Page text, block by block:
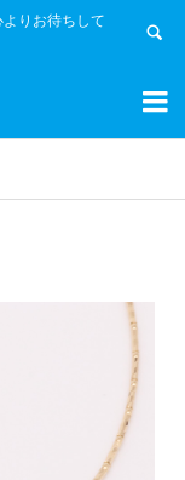
りお待ちして

